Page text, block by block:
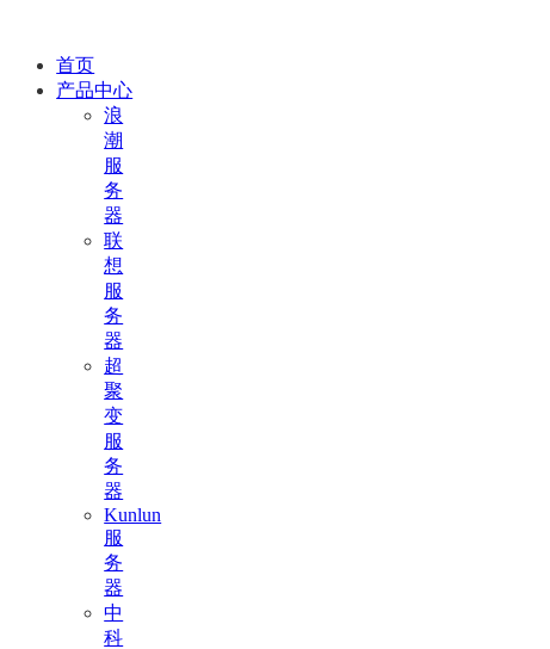
首页
产品中心
浪
潮
服
务
器
联
想
服
务
器
超
聚
变
服
务
器
Kunlun
服
务
器
中
科